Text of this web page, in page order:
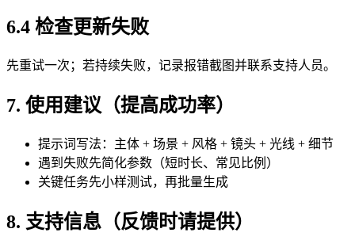
6.4 检查更新失败
先重试一次；若持续失败，记录报错截图并联系支持人员。
7. 使用建议（提高成功率）
提示词写法：主体 + 场景 + 风格 + 镜头 + 光线 + 细节
遇到失败先简化参数（短时长、常见比例）
关键任务先小样测试，再批量生成
8. 支持信息（反馈时请提供）